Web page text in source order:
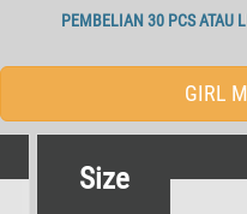
PEMBELIAN 30 PCS ATAU
GIRL
Size